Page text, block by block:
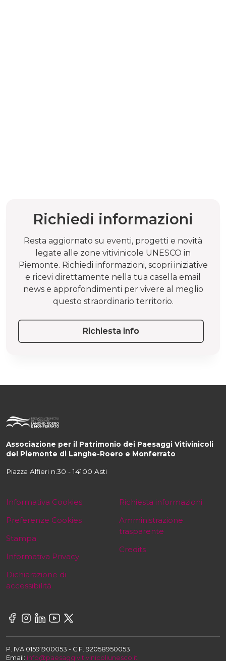
Richiedi informazioni
Resta aggiornato su eventi, progetti e novità
legate alle zone vitivinicole UNESCO in
Piemonte. Richiedi informazioni, scopri iniziative
e ricevi direttamente nella tua casella email
news e approfondimenti per vivere al meglio
questo straordinario territorio.
Richiesta info
Associazione per il Patrimonio dei Paesaggi Vitivinicoli
del Piemonte di Langhe-Roero e Monferrato
Piazza Alfieri n.30 - 14100 Asti
Informativa Cookies
Preferenze Cookies
Stampa
Informativa Privacy
Dichiarazione di
accessibilità
Richiesta informazioni
Amministrazione
trasparente
Credits
P. IVA 01591900053 - C.F. 92058950053
Email: info@paesaggivitivinicoliunesco.it